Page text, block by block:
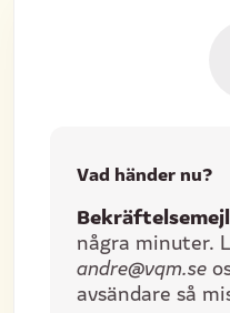
Vad händer nu?
några minuter.
andre@vqm.se
avsändare så